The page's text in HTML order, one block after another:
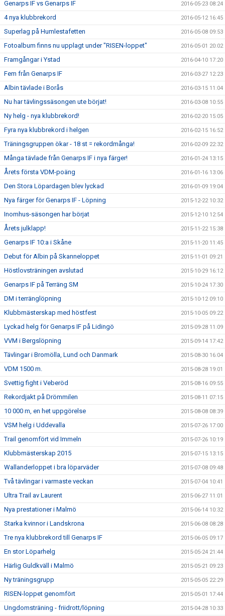
Genarps IF vs Genarps IF 2016-05-23 08:24
4 nya klubbrekord 2016-05-12 16:45
Superlag på Humlestafetten 2016-05-08 09:53
Fotoalbum finns nu upplagt under "RISEN-loppet" 2016-05-01 20:02
Framgångar i Ystad 2016-04-10 17:20
Fem från Genarps IF 2016-03-27 12:23
Albin tävlade i Borås 2016-03-15 11:04
Nu har tävlingssäsongen ute börjat! 2016-03-08 10:55
Ny helg - nya klubbrekord! 2016-02-20 15:05
Fyra nya klubbrekord i helgen 2016-02-15 16:52
Träningsgruppen ökar - 18 st = rekordmånga! 2016-02-09 22:32
Många tävlade från Genarps IF i nya färger! 2016-01-24 13:15
Årets första VDM-poäng 2016-01-16 13:06
Den Stora Löpardagen blev lyckad 2016-01-09 19:04
Nya färger för Genarps IF - Löpning 2015-12-22 10:32
Inomhus-säsongen har börjat 2015-12-10 12:54
Årets julklapp! 2015-11-22 15:38
Genarps IF 10:a i Skåne 2015-11-20 11:45
Debut för Albin på Skanneloppet 2015-11-01 09:21
Höstlovsträningen avslutad 2015-10-29 16:12
Genarps IF på Terräng SM 2015-10-24 17:30
DM i terränglöpning 2015-10-12 09:10
Klubbmästerskap med höstfest 2015-10-05 09:22
Lyckad helg för Genarps IF på Lidingö 2015-09-28 11:09
VVM i Bergslöpning 2015-09-14 17:42
Tävlingar i Bromölla, Lund och Danmark 2015-08-30 16:04
VDM 1500 m. 2015-08-28 19:01
Svettig fight i Veberöd 2015-08-16 09:55
Rekordjakt på Drömmilen 2015-08-11 07:15
10 000 m, en het uppgörelse 2015-08-08 08:39
VSM helg i Uddevalla 2015-07-26 17:00
Trail genomfört vid Immeln 2015-07-26 10:19
Klubbmästerskap 2015 2015-07-15 13:15
Wallanderloppet i bra löparväder 2015-07-08 09:48
Två tävlingar i varmaste veckan 2015-07-04 10:41
Ultra Trail av Laurent 2015-06-27 11:01
Nya prestationer i Malmö 2015-06-14 10:32
Starka kvinnor i Landskrona 2015-06-08 08:28
Tre nya klubbrekord till Genarps IF 2015-06-05 09:17
En stor Löparhelg 2015-05-24 21:44
Härlig Guldkväll i Malmö 2015-05-21 09:23
Ny träningsgrupp 2015-05-05 22:29
RISEN-loppet genomfört 2015-05-01 17:44
Ungdomsträning - friidrott/löpning 2015-04-28 10:33